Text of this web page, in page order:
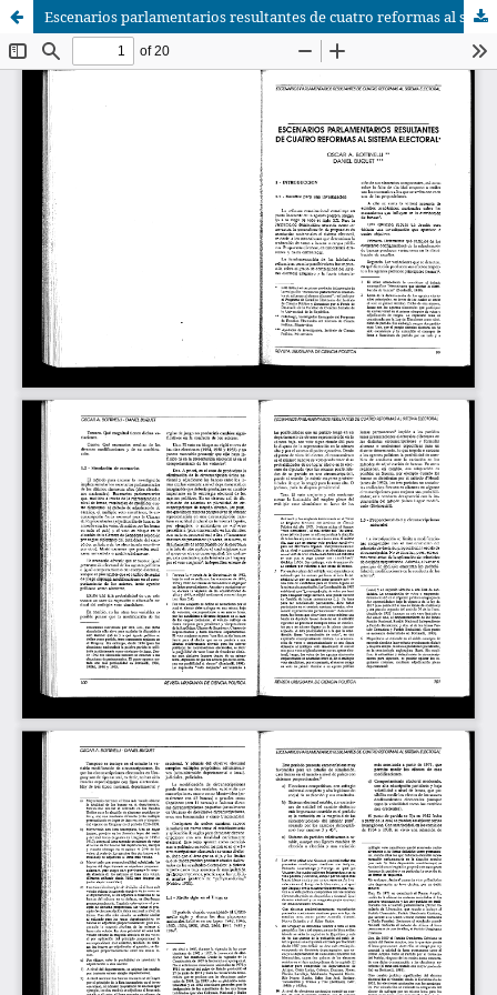
Escenarios parlamentarios resultantes de cuatro reformas al sistema electoral